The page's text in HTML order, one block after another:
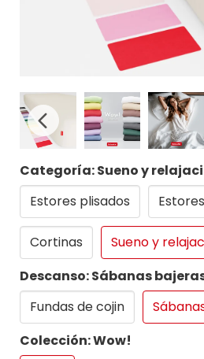
Categoría: Sueno y
Estores plisados
Cortinas
Sueno y
Descanso: Sábanas
Fundas de cojin
Colección: Wow!